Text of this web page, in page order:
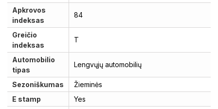
Apkrovos
indeksas
84
Greičio
indeksas
T
Automobilio
tipas
Lengvųjų automobilių
Sezoniškumas
Žieminės
E stamp
Yes